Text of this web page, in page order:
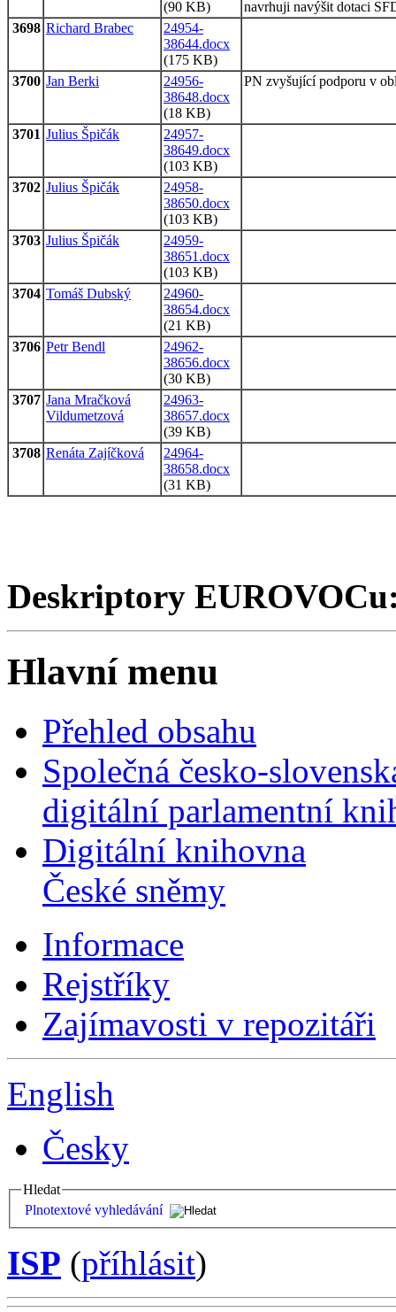
(90 KB)
navrhuji navýšit dotaci
3698 Richard Brabec
24954-
38644.docx
(175 KB)
3700 Jan Berki
24956-
38648.docx
(18 KB)
PN zvyšující podporu v
3701 Julius Špičák
24957-
38649.docx
(103 KB)
3702 Julius Špičák
24958-
38650.docx
(103 KB)
3703 Julius Špičák
24959-
38651.docx
(103 KB)
3704 Tomáš Dubský
24960-
38654.docx
(21 KB)
3706 Petr Bendl
24962-
38656.docx
(30 KB)
3707 Jana Mračková
Vildumetzová
24963-
38657.docx
(39 KB)
3708 Renáta Zajíčková
24964-
38658.docx
(31 KB)
Deskriptory
Hlavní menu
Přehled obsahu
Společná česko-
digitální parlamentní
Digitální knihovna
České sněmy
Informace
Rejstříky
Zajímavosti v repozitáři
English
Česky
Hledat
Plnotextové vyhledávání
ISP (příhlásit)